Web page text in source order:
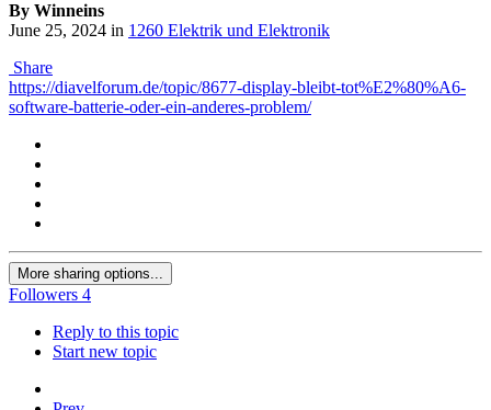
By Winneins
June 25, 2024 in 1260 Elektrik und Elektronik
Share
https://diavelforum.de/topic/8677-display-bleibt-tot%E2%80%A6-
software-batterie-oder-ein-anderes-problem/
More sharing options...
Followers 4
Reply to this topic
Start new topic